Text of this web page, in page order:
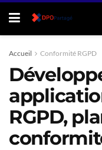
Accueil Conformité RGPD
RGPD,